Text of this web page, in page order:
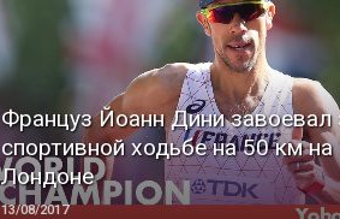
Француз Йоанн Дини завоевал
спортивной ходьбе на 50 км
Лондоне
13/08/2017
ЧИТАТЬ